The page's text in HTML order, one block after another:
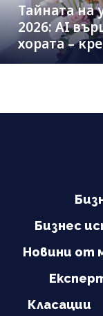
Тайната на
2026: AI
хората –
Бизнес
Новини от
Класации